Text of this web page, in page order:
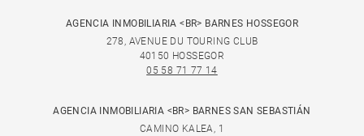
AGENCIA INMOBILIARIA <BR> BARNES HOSSEGOR
278, AVENUE DU TOURING CLUB
40150 HOSSEGOR
05 58 71 77 14
AGENCIA INMOBILIARIA <BR> BARNES SAN SEBASTIÁN
CAMINO KALEA, 1